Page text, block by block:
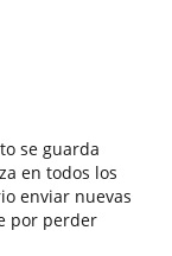
se guarda
en todos los
enviar nuevas
por perder